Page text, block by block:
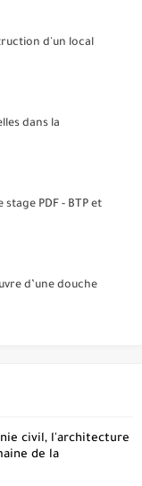
d'un local
dans la
PDF - BTP et
d’une douche
civil, l'architecture
de la